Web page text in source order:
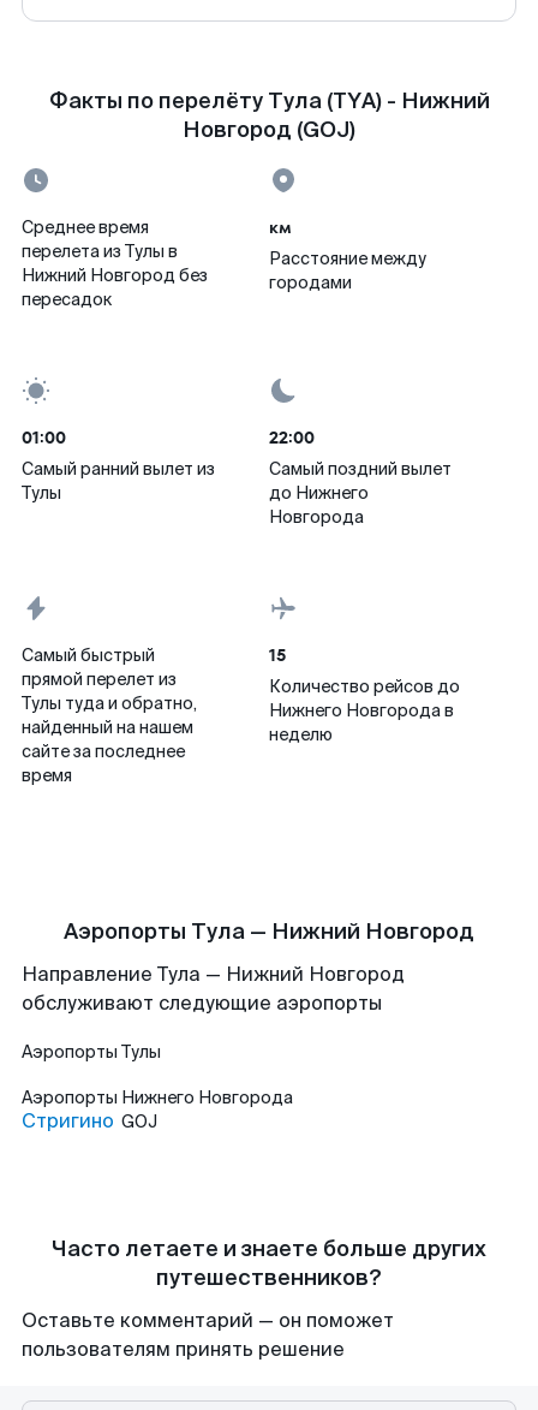
Факты по перелёту Тула (TYA) - Нижний
Новгород (GOJ)
Среднее время
перелета из Тулы в
Нижний Новгород без
пересадок
км
Расстояние между
городами
01:00
Самый ранний вылет из
Тулы
22:00
Самый поздний вылет
до Нижнего
Новгорода
Самый быстрый
прямой перелет из
Тулы туда и обратно,
найденный на нашем
сайте за последнее
время
15
Количество рейсов до
Нижнего Новгорода в
неделю
Аэропорты Тула — Нижний Новгород
Направление Тула — Нижний Новгород
обслуживают следующие аэропорты
Аэропорты Тулы
Аэропорты Нижнего Новгорода
Стригино GOJ
Часто летаете и знаете больше других
путешественников?
Оставьте комментарий — он поможет
пользователям принять решение